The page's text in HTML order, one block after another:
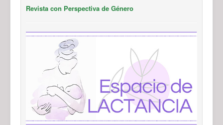
Revista con Perspectiva de Género